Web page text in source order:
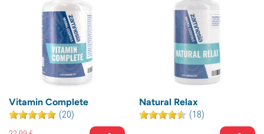
Vitamin Complete
(20)
Natural Relax
(18)